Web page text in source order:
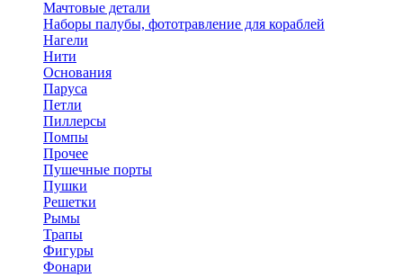
Мачтовые детали
Наборы палубы, фототравление для кораблей
Нагели
Нити
Основания
Паруса
Петли
Пиллерсы
Помпы
Прочее
Пушечные порты
Пушки
Решетки
Рымы
Трапы
Фигуры
Фонари